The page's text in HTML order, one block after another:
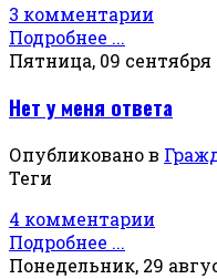
3 комментарии
Подробнее ...
Пятница, 09 сентября
Нет у меня ответа
Опубликовано в
Теги
4 комментарии
Подробнее ...
Понедельник, 29